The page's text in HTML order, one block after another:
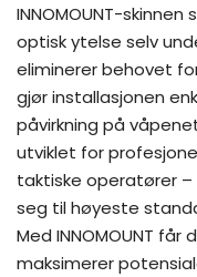
INNOMOUNT-
optisk ytelse selv
eliminerer behovet
gjør installasjonen
påvirkning på
utviklet for
taktiske operatører
seg til høyeste
Med INNOMOUNT
maksimerer